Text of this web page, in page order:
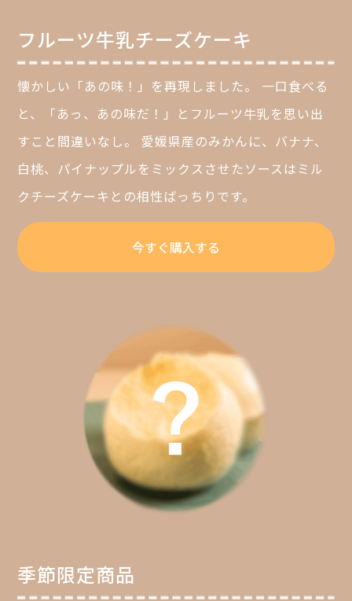
フルーツ牛乳チーズケーキ
懐かしい「あの味！」を再現しました。 一口食べる
と、「あっ、あの味だ！」とフルーツ牛乳を思い出
すこと間違いなし。 愛媛県産のみかんに、バナナ、
白桃、パイナップルをミックスさせたソースはミル
クチーズケーキとの相性ばっちりです。
今すぐ購入する
季節限定商品